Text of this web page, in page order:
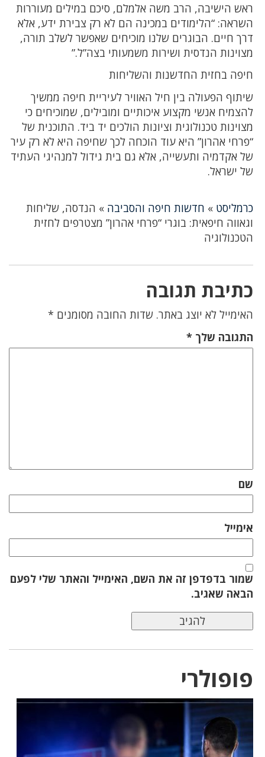
ראש הישיבה, הרב משה אלמלם, סיכם במילים מעוררות
השראה: “הלימודים במכינה הם לא רק צבירת ידע, אלא
דרך חיים. הבוגרים שלנו מוכיחים שאפשר לשלב תורה,
מצוינות הנדסית ושירות משמעותי בצה”ל.”
חיפה בחזית החדשנות והשליחות
שיתוף הפעולה בין חיל האוויר לעיריית חיפה ממשיך
להצמיח אנשי מקצוע איכותיים ומובילים, שמוכיחים כי
מצוינות טכנולוגית וציונות הולכים יד ביד. התוכנית של
“פרחי אהרון” היא עוד הוכחה לכך שחיפה היא לא רק עיר
של אקדמיה ותעשייה, אלא גם בית גידול למנהיגי העתיד
של ישראל.
כרמליסט » חדשות חיפה והסביבה » הנדסה, שליחות
וגאווה חיפאית: בוגרי “פרחי אהרון” מצטרפים לחזית
הטכנולוגיה
כתיבת תגובה
האימייל לא יוצג באתר. שדות החובה מסומנים *
התגובה שלך *
שם
אימייל
שמור בדפדפן זה את השם, האימייל והאתר שלי לפעם
הבאה שאגיב.
פופולרי